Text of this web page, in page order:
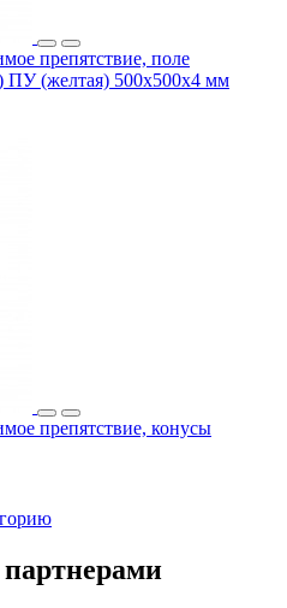
препятствие, поле
ПУ (желтая) 500x500x4 мм
препятствие, конусы